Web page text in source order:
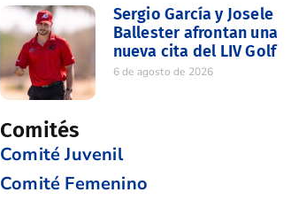
Sergio García y Josele
Ballester afrontan una
nueva cita del LIV Golf
6 de agosto de 2026
Comités
Comité Juvenil
Comité Femenino